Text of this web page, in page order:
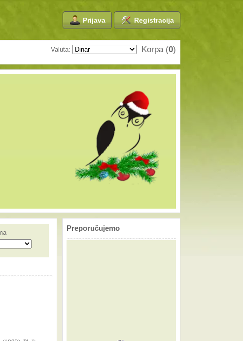
Prijava Registracija
Korpa (0)
Valuta:
Preporučujemo